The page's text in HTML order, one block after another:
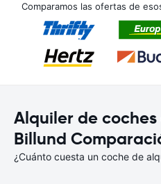
Comparamos las ofertas de
Alquiler de
Billund
¿Cuánto cuesta un coche de